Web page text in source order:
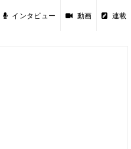
インタビュー 動画 連載